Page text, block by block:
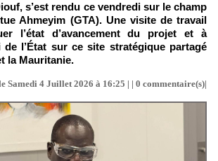
s’est rendu ce vendredi sur le champ
Ahmeyim (GTA). Une visite de travail
l’état d’avancement du projet et à
l’État sur ce site stratégique partagé
la Mauritanie.
Samedi 4 Juillet 2026 à 16:25 | | 0 commentaire(s)|